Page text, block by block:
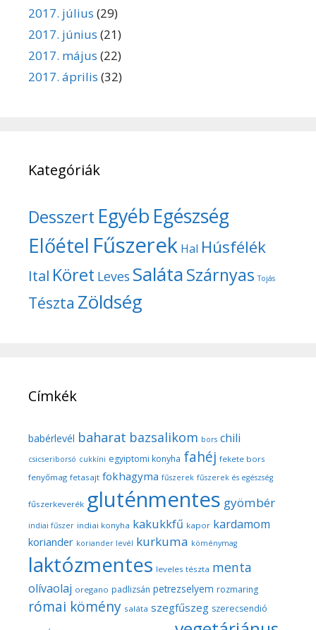
2017. július (29)
2017. június (21)
2017. május (22)
2017. április (32)
Kategóriák
Desszert Egyéb Egészség
Előétel Fűszerek Hal Húsfélék
Ital Köret Leves SalátaSzárnyas Tojás
Tészta Zöldség
Címkék
babérlevél baharat bazsalikom bors chili
csicseriborsó cukkíni egyiptomi konyha fahéj fekete bors
fenyőmag fetasajt fokhagyma fűszerek fűszerek és egészség
fűszerkeverék gluténmentes gyömbér
indiai fűszer indiai konyha kakukkfű kapor kardamom
koriander koriander levél kurkuma köménymag
laktózmentes leveles tészta menta
olívaolaj oregano padlizsán petrezselyem rozmaring
római kömény saláta szegfűszeg szerecsendió